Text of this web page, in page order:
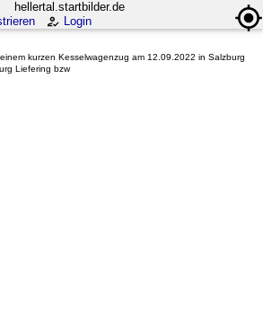
hellertal.startbilder.de
Login
kurzen Kesselwagenzug am 12.09.2022 in Salzburg
Liefering bzw